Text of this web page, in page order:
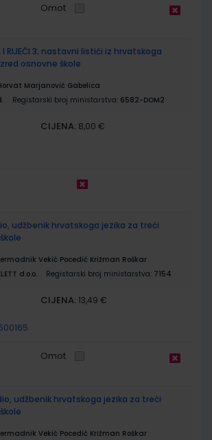
Omot
I RIJEČI 3; nastavni listići iz hrvatskoga
osnovne škole
Marjanović Gabelica
Registarski broj ministarstva: 6582-DOM2
CIJENA: 8,00 €
dio, udžbenik hrvatskoga jezika za treći
Vekić Pocedić Križman Roškar
d.o.o. Registarski broj ministarstva: 7154
CIJENA: 13,49 €
Omot
dio, udžbenik hrvatskoga jezika za treći
Vekić Pocedić Križman Roškar